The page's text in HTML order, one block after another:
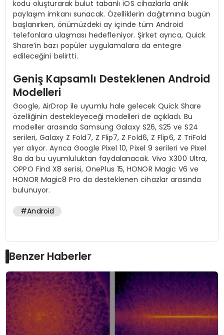
kodu oluşturarak bulut tabanlı iOS cihazlarla anlık
paylaşım imkanı sunacak. Özelliklerin dağıtımına bugün
başlanırken, önümüzdeki ay içinde tüm Android
telefonlara ulaşması hedefleniyor. Şirket ayrıca, Quick
Share’in bazı popüler uygulamalara da entegre
edileceğini belirtti.
Geniş Kapsamlı Desteklenen Android
Modelleri
Google, AirDrop ile uyumlu hale gelecek Quick Share
özelliğinin destekleyeceği modelleri de açıkladı. Bu
modeller arasında Samsung Galaxy S26, S25 ve S24
serileri, Galaxy Z Fold7, Z Flip7, Z Fold6, Z Flip6, Z TriFold
yer alıyor. Ayrıca Google Pixel 10, Pixel 9 serileri ve Pixel
8a da bu uyumluluktan faydalanacak. Vivo X300 Ultra,
OPPO Find X8 serisi, OnePlus 15, HONOR Magic V6 ve
HONOR Magic8 Pro da desteklenen cihazlar arasında
bulunuyor.
#Android
Benzer Haberler